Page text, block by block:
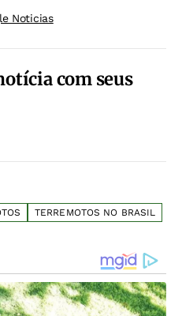
Noticias
com seus
TERREMOTOS NO BRASIL